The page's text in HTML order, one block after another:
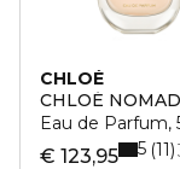
CHLOÉ
CHLOÉ
Eau de Parfum,
€ 123,95 5 11